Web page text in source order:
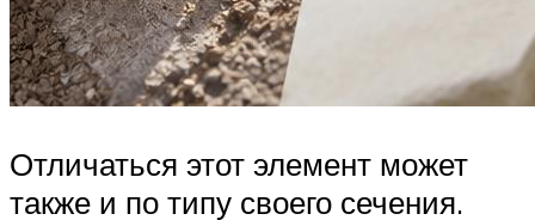
Отличаться этот элемент может
также и по типу своего сечения.